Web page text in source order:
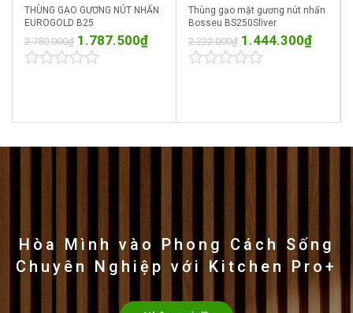
THÙNG GẠO GƯƠNG NÚT NHẤN
EUROGOLD B25
2.750.000₫ 1.787.500₫
5
Thùng gạo mặt gương nút nhấn
Bosseu BS250Sliver
2.222.000₫ 1.444.300₫
5
Hòa Mình vào Phong Cách Sống
Chuyên Nghiệp với Kitchen Pro+